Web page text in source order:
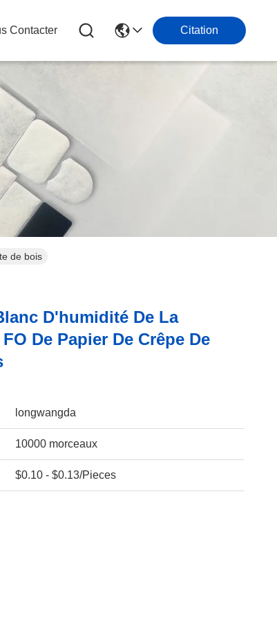
Contacter Citation
de bois
D'humidité De La
De Papier De Crêpe De
longwangda
10000 morceaux
$0.10 - $0.13/Pieces